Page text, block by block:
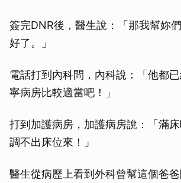
簽完DNR後，醫生說：「那我幫妳
好了。」
電話打到內科問，內科說：「他都
寧病房比較適當吧！」
打到加護病房，加護病房說：「滿
調不出床位來！」
醫生從病歷上看到外科曾幫這個爸